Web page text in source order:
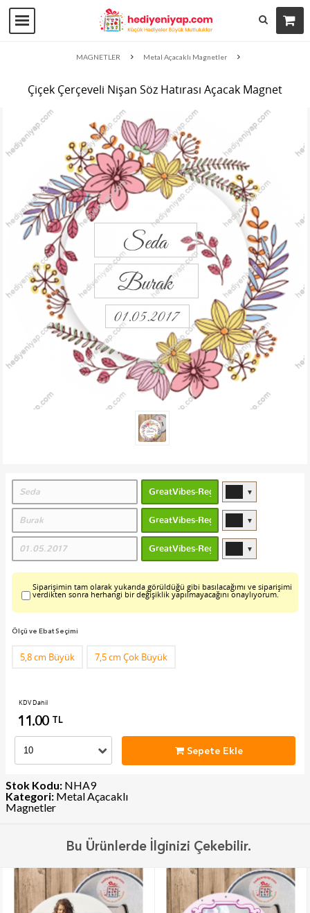
MAGNETLER Metal Açacaklı Magnetler
Çiçek Çerçeveli Nişan Söz Hatırası Açacak Magnet
▼
▼
▼
Siparişimin tam olarak yukarıda görüldüğü gibi basılacağımı ve siparişimi
verdikten sonra herhangi bir değişiklik yapılmayacağını onaylıyorum.
Ölçü ve Ebat Seçimi
5,8 cm Büyük 7,5 cm Çok Büyük
KDV Dahil
11.00 TL
Sepete Ekle
Stok Kodu: NHA9
Kategori: Metal Açacaklı
Magnetler
Bu Ürünlerde İlginizi Çekebilir.